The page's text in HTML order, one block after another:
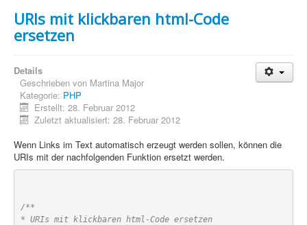
Webdesign
CMS
Grafik
JavaScript
Sicherheit
Home
PHP
URIs mit klickbaren html-Code
ersetzen
Details
Geschrieben von Martina Major
Kategorie: PHP
Erstellt: 28. Februar 2012
Zuletzt aktualisiert: 28. Februar 2012
Wenn Links im Text automatisch erzeugt werden sollen, können die
URIs mit der nachfolgenden Funktion ersetzt werden.
/**
* URIs mit klickbaren html-Code ersetzen